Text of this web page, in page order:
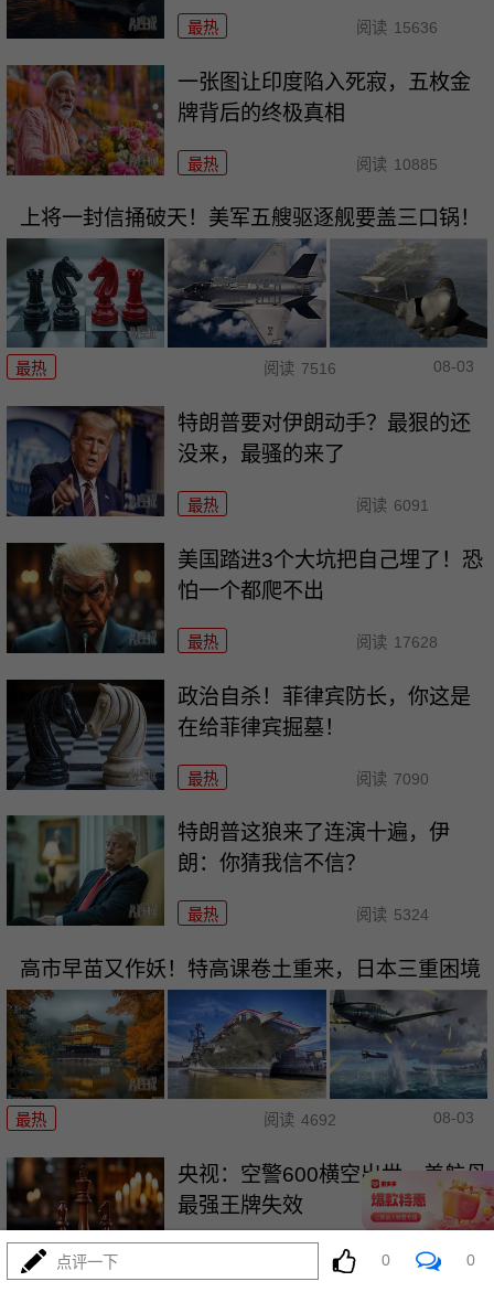
最热 阅读 15636
一张图让印度陷入死寂，五枚金
牌背后的终极真相
最热 阅读 10885
上将一封信捅破天！美军五艘驱逐舰要盖三口锅！
最热 阅读 7516 08-03
特朗普要对伊朗动手？最狠的还
没来，最骚的来了
最热 阅读 6091
美国踏进3个大坑把自己埋了！恐
怕一个都爬不出
最热 阅读 17628
政治自杀！菲律宾防长，你这是
在给菲律宾掘墓！
最热 阅读 7090
特朗普这狼来了连演十遍，伊
朗：你猜我信不信？
最热 阅读 5324
高市早苗又作妖！特高课卷土重来，日本三重困境
最热 阅读 4692 08-03
央视：空警600横空出世，美航母
最强王牌失效
阅读 23840
点评一下 0 0